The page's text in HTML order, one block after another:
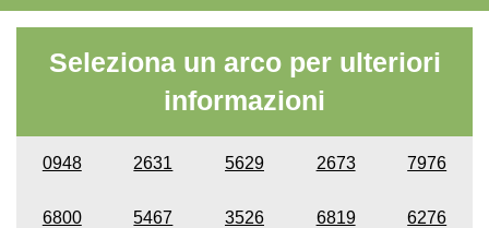
Seleziona un arco per ulteriori
informazioni
0948 2631 5629 2673 7976
6800 5467 3526 6819 6276